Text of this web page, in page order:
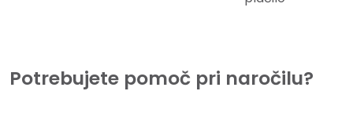
Potrebujete pomoč pri naročilu?